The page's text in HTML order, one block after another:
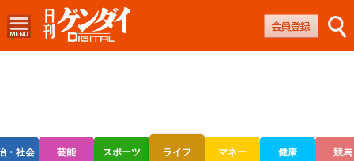
・社会 芸能 スポーツ ライフ マネー 健康 競馬